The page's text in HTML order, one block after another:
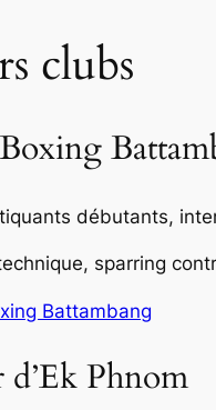
clubs
débutants,
sparring
Battambang
Phnom